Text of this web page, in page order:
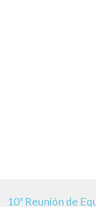
10ª Reunión de